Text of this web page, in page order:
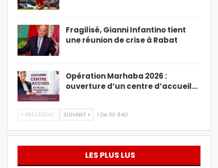
Fragilisé, Gianni Infantino tient
une réunion de crise à Rabat
Opération Marhaba 2026 :
ouverture d’un centre d’accueil…
PRÉCÉDENT SUIVANT 1 De 30 840
LES PLUS LUS